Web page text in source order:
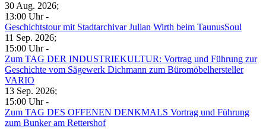
30 Aug. 2026;
13:00 Uhr-
Geschichtstour mit Stadtarchivar Julian Wirth beim TaunusSoul
11 Sep. 2026;
15:00 Uhr-
Zum TAG DER INDUSTRIEKULTUR: Vortrag und Führung zur
Geschichte vom Sägewerk Dichmann zum Büromöbelhersteller
VARIO
13 Sep. 2026;
15:00 Uhr-
Zum TAG DES OFFENEN DENKMALS Vortrag und Führung
zum Bunker am Rettershof